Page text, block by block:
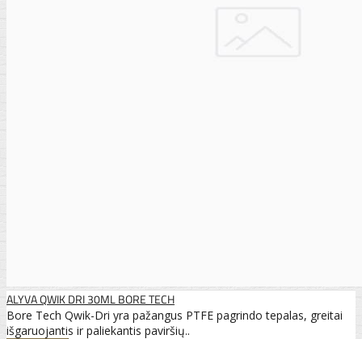
ALYVA QWIK DRI 30ML BORE TECH
Bore Tech Qwik-Dri yra pažangus PTFE pagrindo tepalas, greitai
išgaruojantis ir paliekantis paviršių..